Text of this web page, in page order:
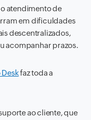
atendimento de
em dificuldades
descentralizados,
acompanhar prazos.
faz toda a
ao cliente, que